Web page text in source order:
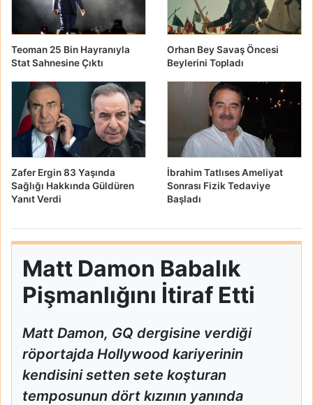
Teoman 25 Bin Hayranıyla
Stat Sahnesine Çıktı
Orhan Bey Savaş Öncesi
Beylerini Topladı
Zafer Ergin 83 Yaşında
Sağlığı Hakkında Güldüren
Yanıt Verdi
İbrahim Tatlıses Ameliyat
Sonrası Fizik Tedaviye
Başladı
Matt Damon Babalık
Pişmanlığını İtiraf Etti
Matt Damon, GQ dergisine verdiği
röportajda Hollywood kariyerinin
kendisini setten sete koşturan
temposunun dört kızının yanında